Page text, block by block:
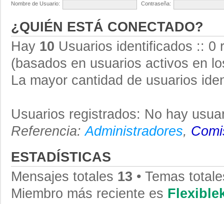
Nombre de Usuario:
Contraseña:
¿QUIÉN ESTÁ CONECTADO?
Hay 10 Usuarios identificados :: 0
(basados en usuarios activos en
La mayor cantidad de usuarios
Usuarios registrados: No hay
Referencia:Administradores,
ESTADÍSTICAS
Mensajes totales 13 • Temas
Miembro más reciente es